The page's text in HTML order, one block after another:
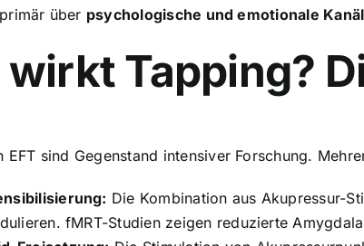
über psychologische und emotionale
Tapping?
EFT sind Gegenstand intensiver Forschung.
Die Kombination aus Akupressur-
fMRT-Studien zeigen reduzierte